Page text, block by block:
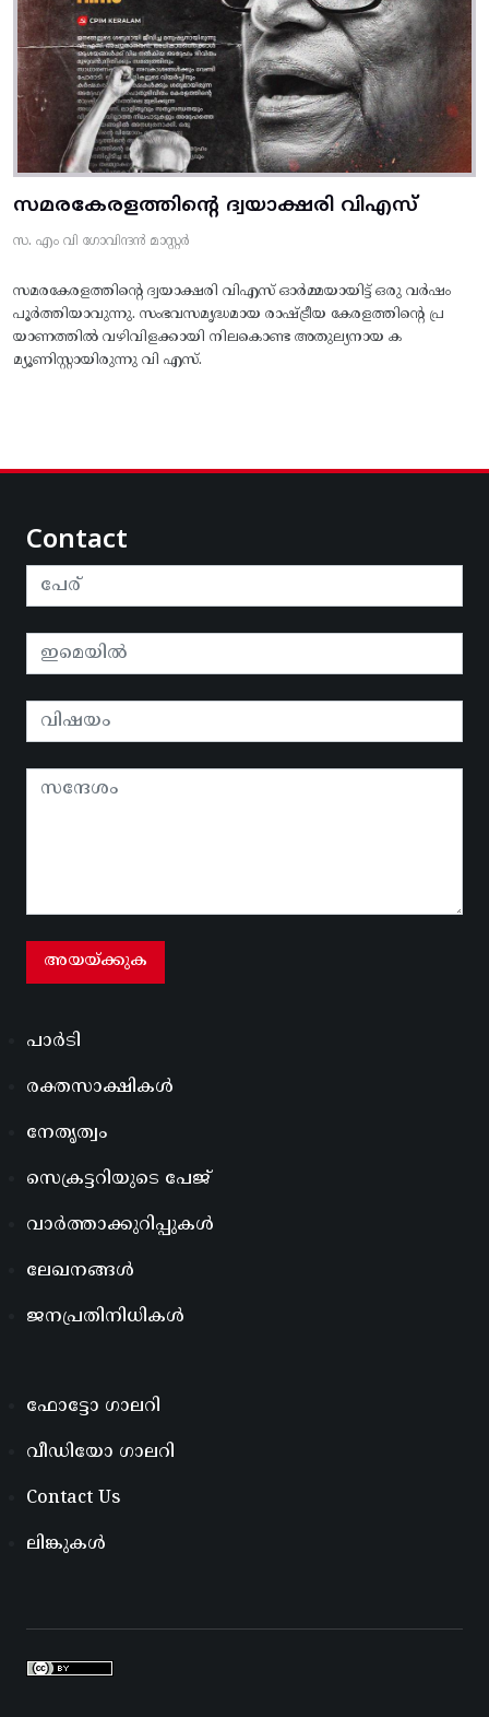
സമരകേരളത്തിൻ്റെ ദ്വയാക്ഷരി വിഎസ്
സ. എം വി ഗോവിന്ദൻ മാസ്റ്റർ
സമരകേരളത്തിൻ്റെ ദ്വയാക്ഷരി വിഎസ് ഓർമ്മയായിട്ട് ഒരു വർഷം
പൂർത്തിയാവുന്നു. സംഭവസമൃദ്ധമായ രാഷ്ട്രീയ കേരളത്തിന്റെ പ്ര
യാണത്തിൽ വഴിവിളക്കായി നിലകൊണ്ട അതുല്യനായ ക
മ്യൂണിസ്റ്റായിരുന്നു വി എസ്.
Contact
പാർടി
രക്തസാക്ഷികൾ
നേതൃത്വം
സെക്രട്ടറിയുടെ പേജ്
വാർത്താക്കുറിപ്പുകൾ
ലേഖനങ്ങൾ
ജനപ്രതിനിധികൾ
ഫോട്ടോ ഗാലറി
വീഡിയോ ഗാലറി
Contact Us
ലിങ്കുകൾ